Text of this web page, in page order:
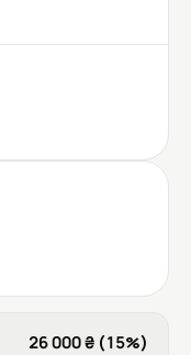
26 000 ₴ (15%)